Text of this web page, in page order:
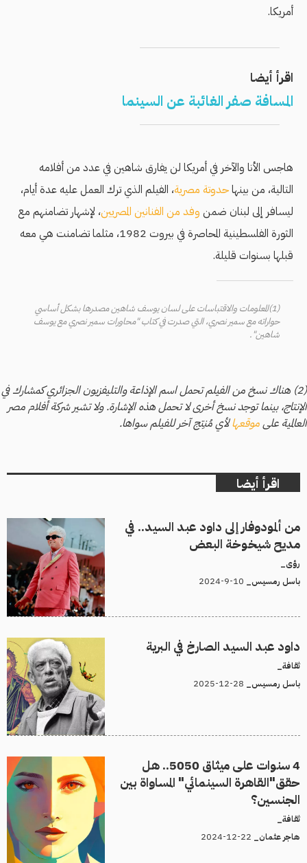
أمريكا.
اقرأ أيضا
المسافة صفر الغائبة عن السينما
هاجس الأنا والآخر في أمريكا لن يفارق شاهين في عدد من أفلامه
التالية، من بينهاحدوتة مصرية، الفيلم الذي ترك العمل عليه عدة أيام،
ليسافر إلى لبنان ضمن وفد من الفنانين المصريين، لإشهار تضامنهم مع
الثورة الفلسطينية المحاصرة في بيروت 1982، مثلما تضامنت هي معه
قبلها بسنوات قليلة.
(1)المعلومات والاقتباسات على لسان يوسف شاهين مصدرها بشكل أساسي
حواراته مع سمير نصري، التي صدرت في كتاب "محاورات سمير نصري مع يوسف
شاهين".
(2) هناك نسخ من الفيلم تحمل اسم الإذاعة والتليفزيون الجزائري كمشارك في
الإنتاج، بينما توجد نسخ أخرى لا تحمل هذه الإشارة. ولا تشير شركة أفلام مصر
العالمية علىموقعهالأي مُنتِج آخر للفيلم سواها.
اقرأ أيضا
من ألمودوفار إلى داود عبد السيد.. في
مديح شيخوخة البعض
رؤى_
باسل رمسيس_
داود عبد السيد الصارخ في البرية
ثقافة_
باسل رمسيس_
4 سنوات على ميثاق 5050.. هل
حقق"القاهرة السينمائي" المساواة بين
الجنسين؟
ثقافة_
هاجر عثمان_